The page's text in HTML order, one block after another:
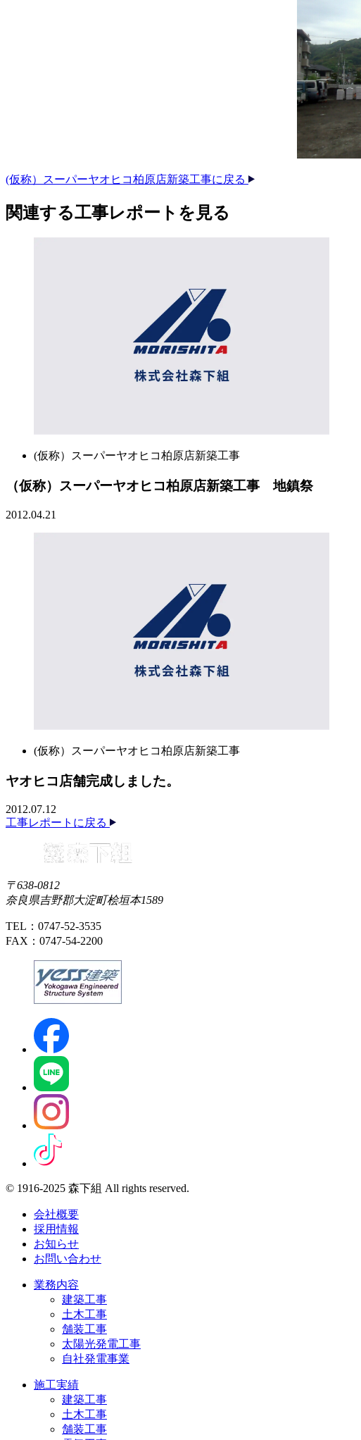
(仮称）スーパーヤオヒコ柏原店新築工事に戻る
関連する​工事レポートを​見る​
(仮称）スーパーヤオヒコ柏原店新築工事
（仮称）スーパーヤオヒコ柏原店新築工事 地鎮祭
2012.04.21
(仮称）スーパーヤオヒコ柏原店新築工事
ヤオヒコ店舗完成しました。
2012.07.12
工事レポートに戻る
〒638-0812
奈良県吉野郡大淀町桧垣本1589
TEL：0747-52-3535
FAX：0747-54-2200
© 1916-2025 森下組 All rights reserved.
会社概要
採用情報
お知らせ
お問い合わせ
業務内容
建築工事
土木工事
舗装工事
太陽光発電工事
自社発電事業
施工実績
建築工事
土木工事
舗装工事